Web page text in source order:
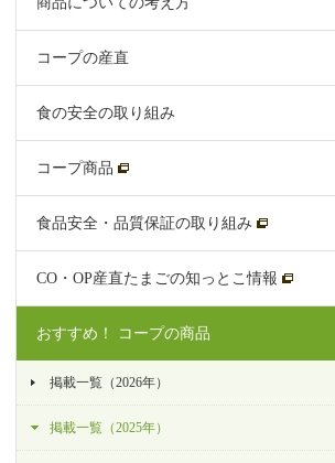
コープの産直
食の安全の取り組み
コープ商品
食品安全・品質保証の取り組み
CO・OP産直たまごの知っとこ情報
おすすめ！ コープの商品
掲載一覧（2026年）
掲載一覧（2025年）